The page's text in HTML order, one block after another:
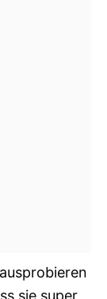
sie super